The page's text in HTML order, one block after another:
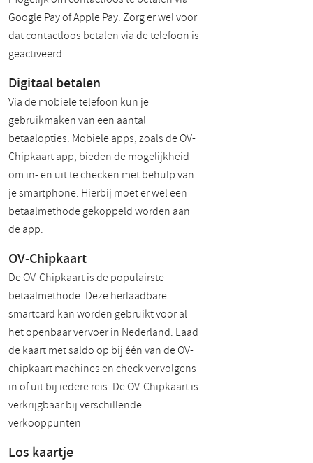
Google Pay of Apple Pay. Zorg er wel voor
dat contactloos betalen via de telefoon is
geactiveerd.
Digitaal betalen
Via de mobiele telefoon kun je
gebruikmaken van een aantal
betaalopties. Mobiele apps, zoals de OV-
Chipkaart app, bieden de mogelijkheid
om in- en uit te checken met behulp van
je smartphone. Hierbij moet er wel een
betaalmethode gekoppeld worden aan
de app.
OV-Chipkaart
De OV-Chipkaart is de populairste
betaalmethode. Deze herlaadbare
smartcard kan worden gebruikt voor al
het openbaar vervoer in Nederland. Laad
de kaart met saldo op bij één van de OV-
chipkaart machines en check vervolgens
in of uit bij iedere reis. De OV-Chipkaart is
verkrijgbaar bij verschillende
verkooppunten
Los kaartje